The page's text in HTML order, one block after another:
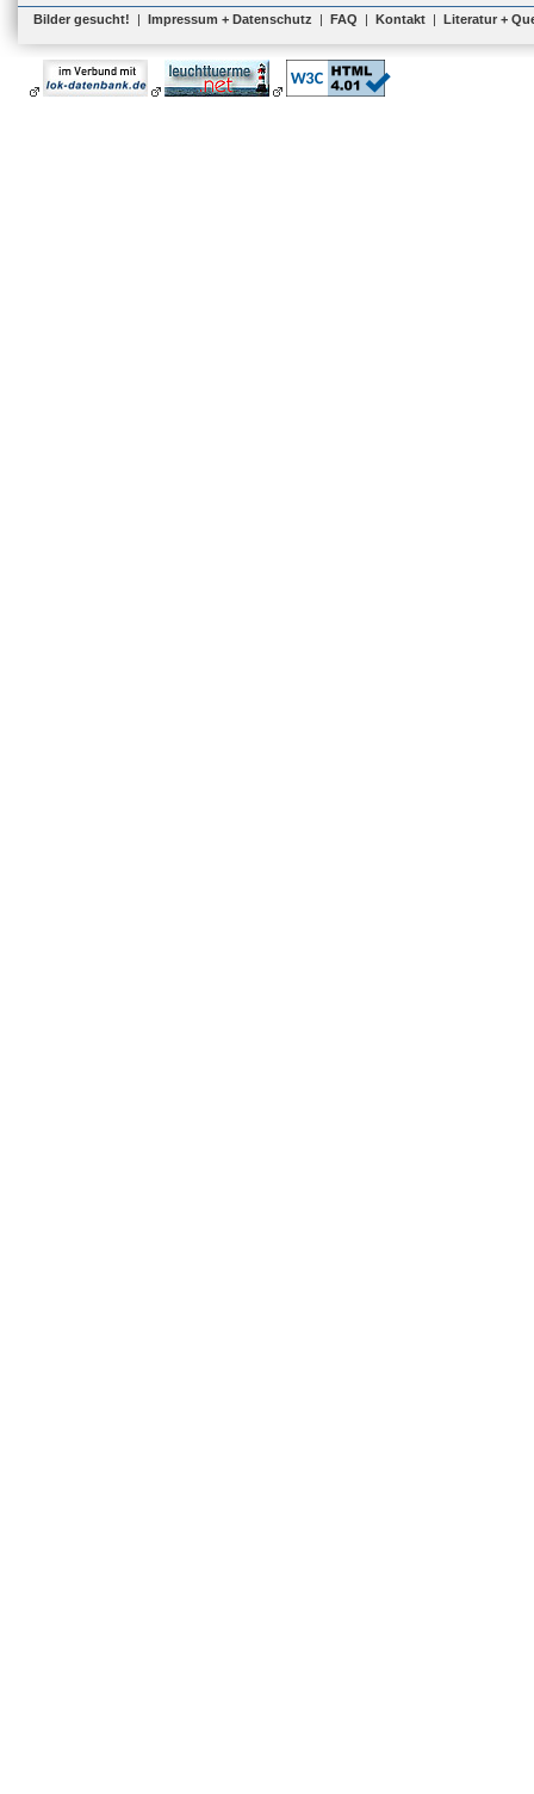
Bilder gesucht! | Impressum + Datenschutz | FAQ | Kontakt | Literatur +